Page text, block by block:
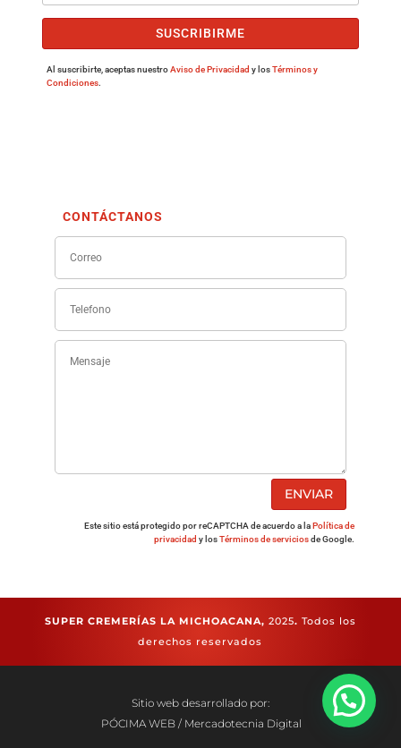
SUSCRIBIRME
Al suscribirte, aceptas nuestroAviso de Privacidad y losTérminos y
Condiciones.
CONTÁCTANOS
ENVIAR
Este sitio está protegido por reCAPTCHA de acuerdo a laPolítica de
privacidad y losTérminos de serviciosde Google.
SUPER CREMERÍAS LA MICHOACANA, 2025. Todos los
derechos reservados
Sitio web desarrollado por:
PÓCIMA WEB / Mercadotecnia Digital